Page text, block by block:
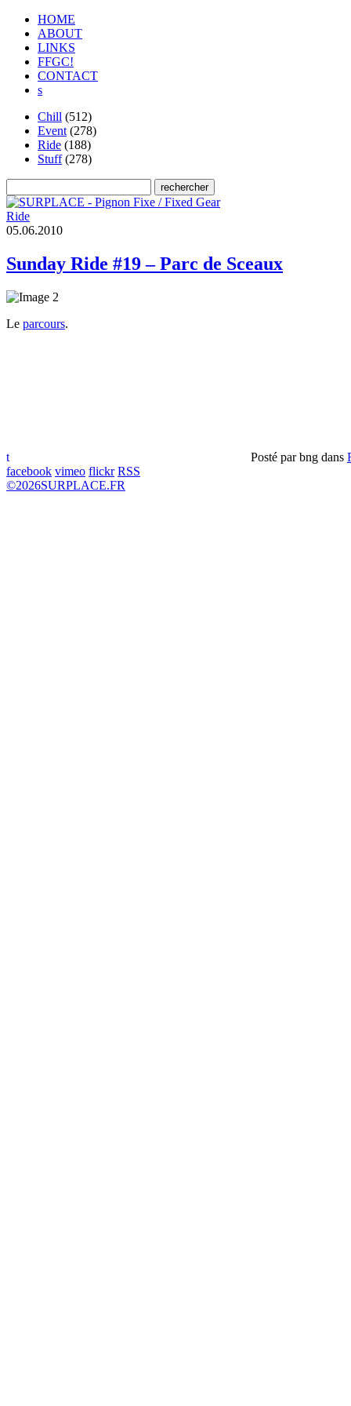
HOME
ABOUT
LINKS
FFGC!
CONTACT
s
Chill (512)
Event (278)
Ride (188)
Stuff(278)
Ride
05.06.2010
Sunday Ride #19 – Parc de Sceaux
Le parcours.
t Posté parbng dans
facebook vimeo flickr RSS
©2026SURPLACE.FR